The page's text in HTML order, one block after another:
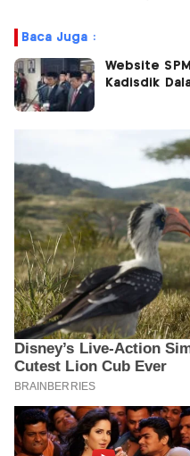
Baca Juga :
Website
Kadisdik